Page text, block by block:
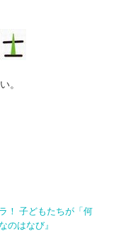
。
！ 子どもたちが「何
のはなび』